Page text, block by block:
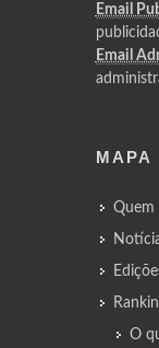
Email
Email
MAPA
Quem
O